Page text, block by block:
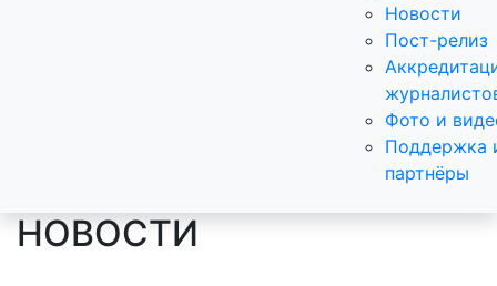
Новости
Пост-релиз
Фото и
Поддержка
партнёры
НОВОСТИ